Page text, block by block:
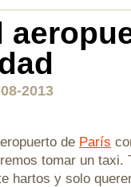
2013
de París
tomar un taxi.
hartos y solo